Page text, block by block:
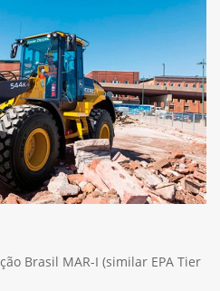
Brasil MAR-I (similar EPA Tier